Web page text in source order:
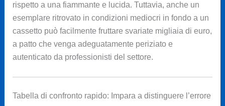
rispetto a una fiammante e lucida. Tuttavia, anche un
esemplare ritrovato in condizioni mediocri in fondo a un
cassetto può facilmente fruttare svariate migliaia di euro,
a patto che venga adeguatamente periziato e
autenticato da professionisti del settore.
Tabella di confronto rapido: Impara a distinguere l’errore